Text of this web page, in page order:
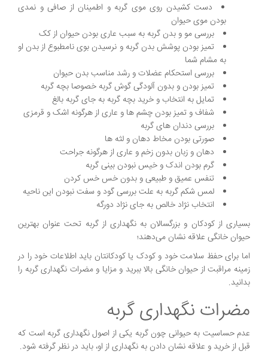
دست کشیدن روی موی گربه و اطمینان از صافی و نمدی
بودن موی حیوان
بررسی مو و بدن گربه به سبب عاری بودن حیوان از کک
تمیز بودن پوشش بدن گربه و نرسیدن بوی نامطبوع از بدن او
به مشام شما
بررسی استحکام عضلات و رشد مناسب بدن حیوان
تمیز بودن و بدون آلودگی گوش گربه خصوصا بچه گربه
تمایل به انتخاب و خرید بچه گربه به جای گربه بالغ
شفاف و تمیز بودن چشم ها و عاری از هرگونه اشک و قرمزی
بررسی دندان های گربه
صورتی بودن مخاط دهان و لثه ها
دهان و زبان بدون زخم و عاری از هرگونه جراحت
گرم بودن اندک و خیس نبودن بینی گربه
تنفس عمیق و طبیعی و بدون خس خس کردن
لمس شکم گربه به علت بررسی گود و سفت نبودن این ناحیه
انتخاب نژاد خالص به جای نژاد دورگه
بسیاری از کودکان و بزرگسالان به نگهداری از گربه تحت عنوان بهترین
حیوان خانگی علاقه نشان می‌دهند؛
اما برای حفظ سلامت خود و کودک یا کودکانتان باید اطلاعات خود را در
زمینه مراقبت از حیوان خانگی بالا ببرید و مزایا و مضرات نگهداری گربه را
بدانید.
مضرات نگهداری گربه
عدم حساسیت به حیوانی چون گربه یکی از اصول نگهداری گربه است که
قبل از خرید و علاقه نشان دادن به نگهداری از او، باید در نظر گرفته شود.